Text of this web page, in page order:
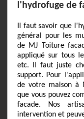
l'hydrofuge de
Il faut savoir que
général pour les
de MJ Toiture
appliqué sur tous
etc. Il faut juste
support. Pour
de votre maison à
que vous pouvez
facade. Nos
intervention et